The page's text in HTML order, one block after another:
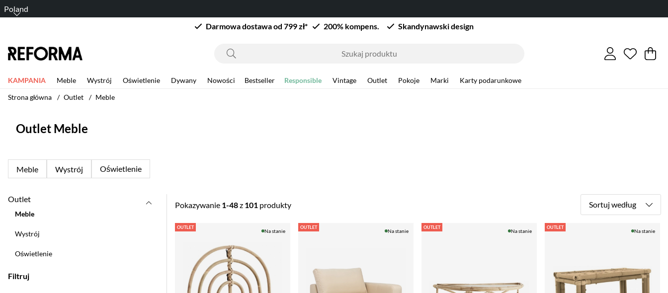
Poland
Darmowa dostawa od 799 zł*
200% kompens. Skandynawski design
Lista
Liczba
. .
KAMPANIA Meble Wystrój Oświetlenie Dywany Nowości Bestseller Responsible Vintage Outlet Pokoje Marki
Karty podarunkowe
Strona główna
Outlet Meble
Outlet Meble
Meble Wystrój Oświetlenie
Outlet
Meble
Wystrój
Oświetlenie
Filtruj
Pokazywanie 1-48z 101 produkty Sortuj według
Produkty
OUTLET
Na stanie
OUTLET
Na stanie
OUTLET
Na stanie
OUTLET
Na stanie